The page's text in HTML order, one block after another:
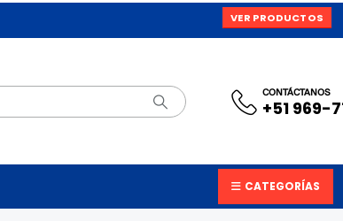
VER PRODUCTOS
CONTÁCTANOS
+51 969-
CATEGORÍAS